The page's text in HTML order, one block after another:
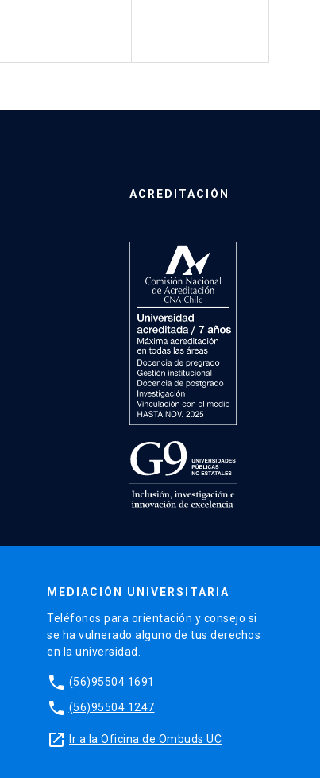
ACREDITACIÓN
MEDIACIÓN UNIVERSITARIA
Teléfonos para orientación y consejo si
se ha vulnerado alguno de tus derechos
en la universidad.
phone (56)95504 1691
phone (56)95504 1247
launch Ir a la Oficina de Ombuds UC